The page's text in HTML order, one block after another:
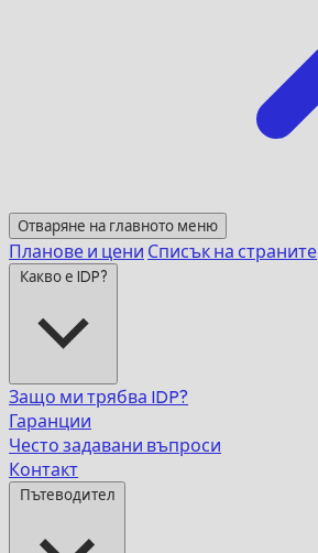
Отваряне на главното меню
Планове и цени Списък на страните
Какво е IDP?
Защо ми трябва IDP?
Гаранции
Често задавани въпроси
Контакт
Пътеводител